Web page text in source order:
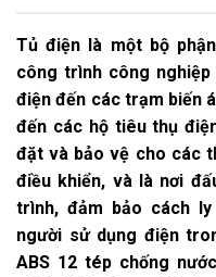
Tủ điện là một bộ
công trình công
điện đến các trạm biến
đến các hộ tiêu thụ
đặt và bảo vệ cho các
điều khiển, và là nơi
trình, đảm bảo cách
người sử dụng điện
ABS 12 tép chống